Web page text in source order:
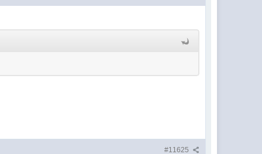
#11625